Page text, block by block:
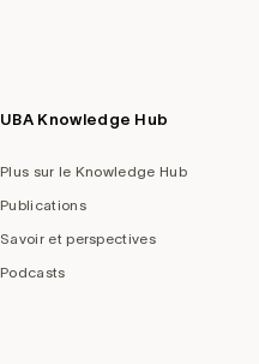
UBA Knowledge Hub
Plus sur le Knowledge Hub
Publications
Savoir et perspectives
Podcasts